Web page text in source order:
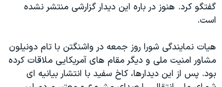
چهل سال گروگان‌گیری
اعتراضات مردمی آبان ۹۸
اسرائیل در جنگ
نرگس محمدی برنده جایزه نوبل صلح
گفتگو کرد. هنوز در باره این دیدار گزارشی منتشر نشده
است.
هیات نمایندگی شورا روز جمعه در واشنگتن با تام دونیلون
مشاور امنیت ملی و دیگر مقام های آمریکایی ملاقات کرده
بود. پس از این دیدارها، کاخ سفید با انتشار بیانیه ای